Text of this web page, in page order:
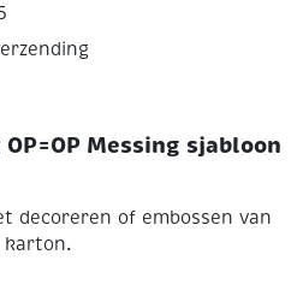
Messing sjabloon
decoreren of embossen van
karton.